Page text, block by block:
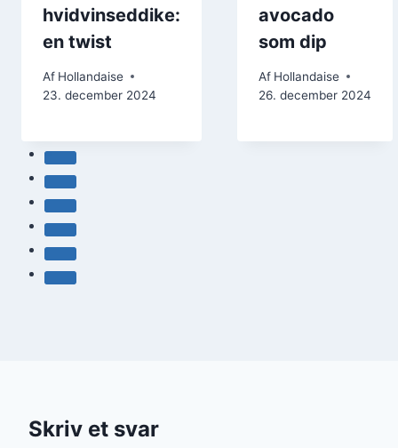
hvidvinseddike:
en twist
Af Hollandaise
23. december 2024
avocado
som dip
Af Hollandaise
26. december 2024
Skriv et svar